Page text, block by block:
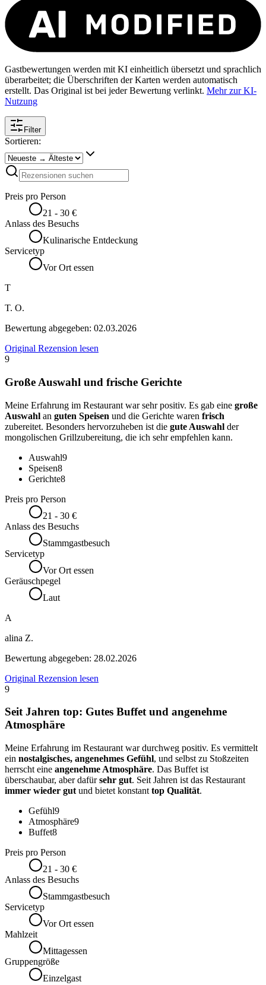
Gastbewertungen werden mit KI einheitlich übersetzt und sprachlich
überarbeitet; die Überschriften der Karten werden automatisch
erstellt. Das Original ist bei jeder Bewertung verlinkt. Mehr zur KI-
Nutzung
Filter
Sortieren:
Preis pro Person
21 - 30 €
Anlass des Besuchs
Kulinarische Entdeckung
Servicetyp
Vor Ort essen
T
T. O.
Bewertung abgegeben: 02.03.2026
Original Rezension lesen
9
Große Auswahl und frische Gerichte
Meine Erfahrung im Restaurant war sehr positiv. Es gab eine große
Auswahl an guten Speisen und die Gerichte waren frisch
zubereitet. Besonders hervorzuheben ist die gute Auswahl der
mongolischen Grillzubereitung, die ich sehr empfehlen kann.
Auswahl9
Speisen8
Gerichte8
Preis pro Person
21 - 30 €
Anlass des Besuchs
Stammgastbesuch
Servicetyp
Vor Ort essen
Geräuschpegel
Laut
A
alina Z.
Bewertung abgegeben: 28.02.2026
Original Rezension lesen
9
Seit Jahren top: Gutes Buffet und angenehme
Atmosphäre
Meine Erfahrung im Restaurant war durchweg positiv. Es vermittelt
ein nostalgisches, angenehmes Gefühl, und selbst zu Stoßzeiten
herrscht eine angenehme Atmosphäre. Das Buffet ist
überschaubar, aber dafürsehr gut. Seit Jahren ist das Restaurant
immer wieder gut und bietet konstant top Qualität.
Gefühl9
Atmosphäre9
Buffet8
Preis pro Person
21 - 30 €
Anlass des Besuchs
Stammgastbesuch
Servicetyp
Vor Ort essen
Mahlzeit
Mittagessen
Gruppengröße
Einzelgast